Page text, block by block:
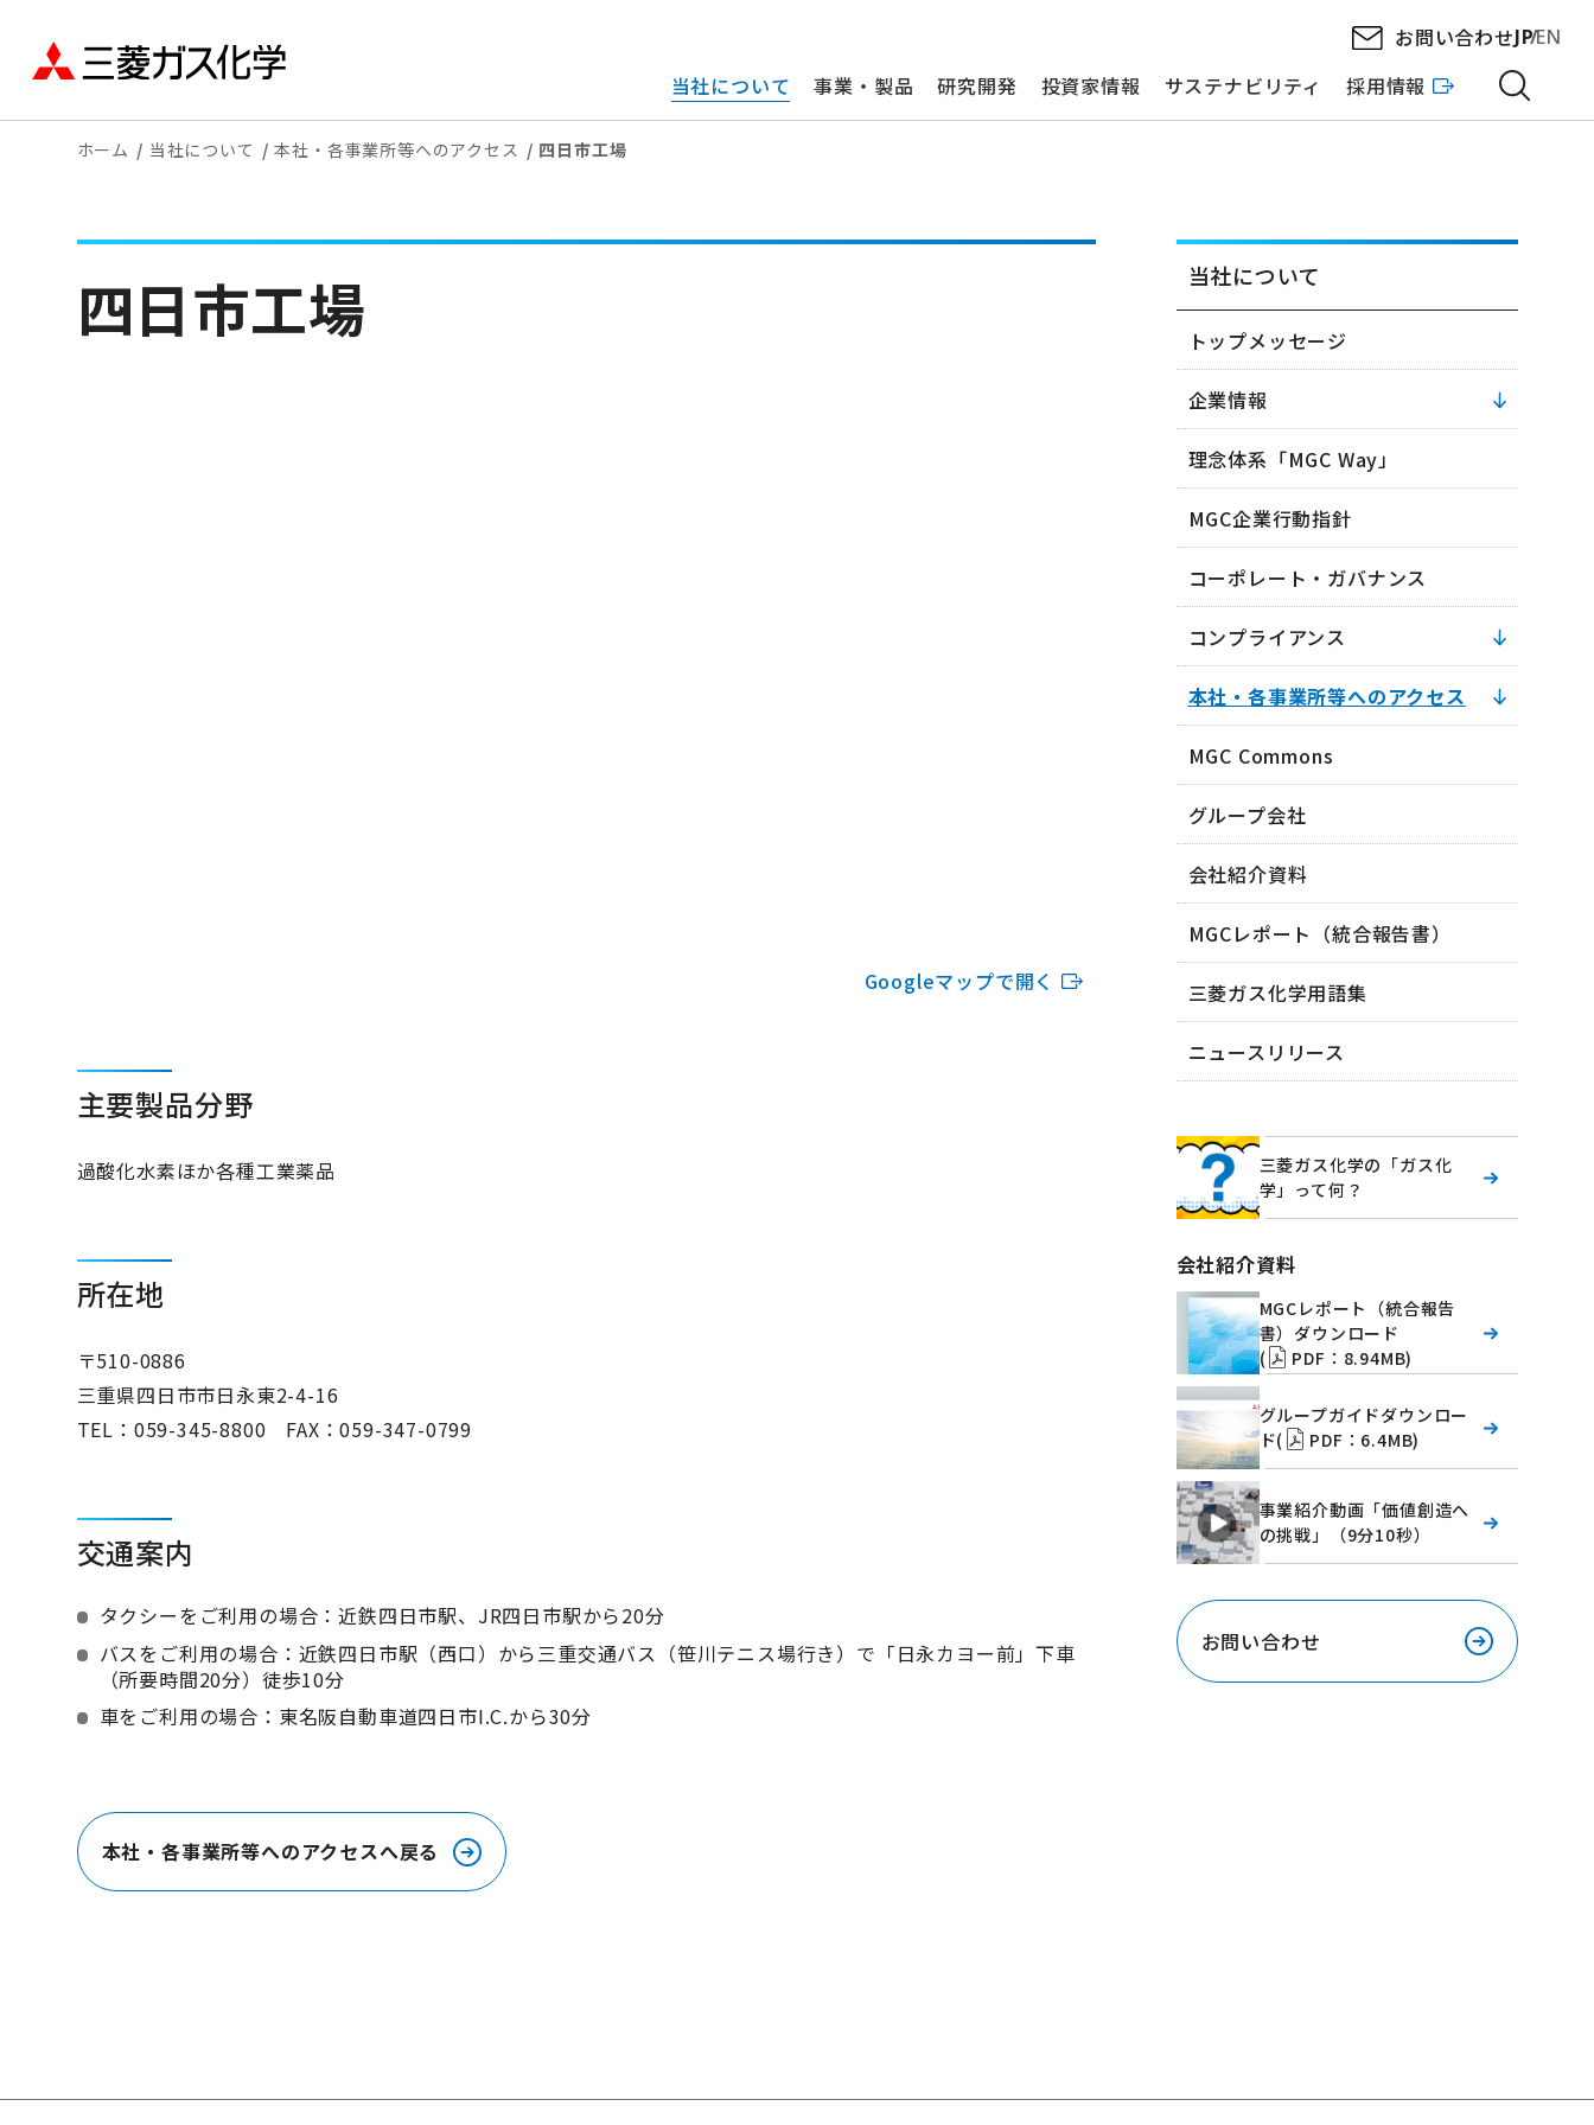
当社について 事業・製品 研究開発 投資家情報 サステナビリティ 採用情報
お問い合わせJPEN
ホーム 当社について 本社・各事業所等へのアクセス 四日市工場
四日市工場
Googleマップで開く
主要製品分野
過酸化水素ほか各種工業薬品
所在地
〒510-0886
三重県四日市市日永東2-4-16
TEL： 059-345-8800 FAX：059-347-0799
交通案内
タクシーをご利用の場合：近鉄四日市駅、JR四日市駅から20分
バスをご利用の場合：近鉄四日市駅（西口）から三重交通バス（笹川テニス場行き）で「日永カヨー前」下車
（所要時間20分）徒歩10分
車をご利用の場合：東名阪自動車道四日市I.C.から30分
本社・各事業所等へのアクセスへ戻る
当社について
トップメッセージ
企業情報
理念体系「MGC Way」
MGC企業行動指針
コーポレート・ガバナンス
コンプライアンス
本社・各事業所等へのアクセス
MGC Commons
グループ会社
会社紹介資料
MGCレポート（統合報告書）
三菱ガス化学用語集
ニュースリリース
三菱ガス化学の「ガス化
学」って何？
会社紹介資料
MGCレポート（統合報告
書）ダウンロード
(
PDF：8.94MB)
グループガイドダウンロー
ド(
PDF：6.4MB)
事業紹介動画「価値創造へ
の挑戦」（9分10秒）
お問い合わせ